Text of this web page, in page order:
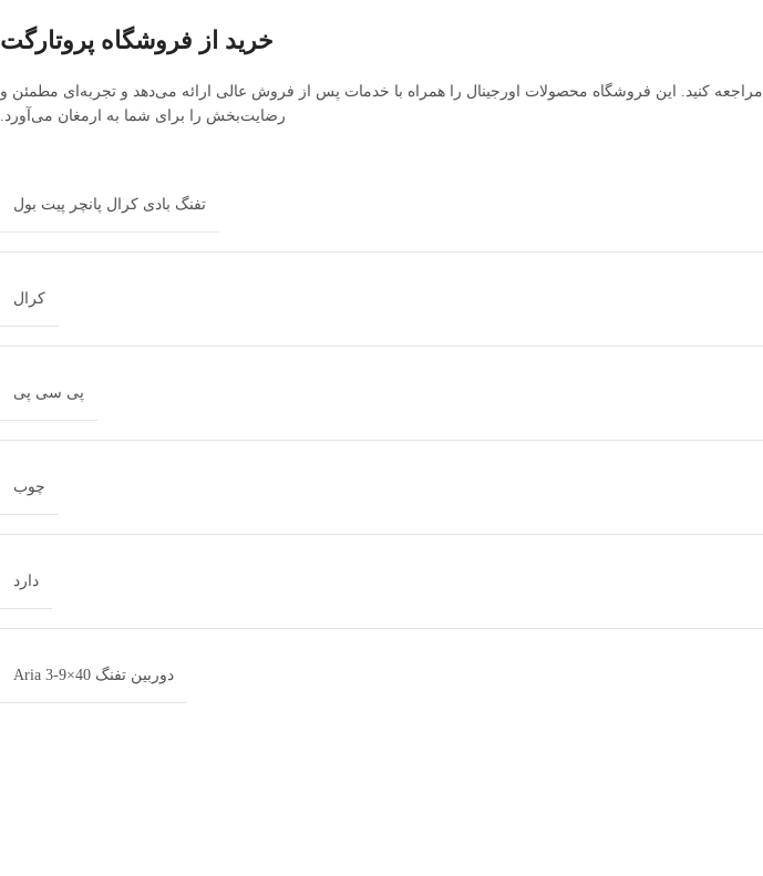
خرید از فروشگاه پروتارگت
مراجعه کنید. این فروشگاه محصولات اورجینال را همراه با خدمات پس از فروش عالی ارائه می‌دهد و تجربه‌ای مطمئن و
رضایت‌بخش را برای شما به ارمغان می‌آورد.
تفنگ بادی کرال پانچر پیت بول
کرال
پی سی پی
چوب
دارد
دوربین تفنگ Aria 3-9×40